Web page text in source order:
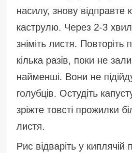
насилу, знову відправте
каструлю. Через 2-3
зніміть листя. Повторіть
кілька разів, поки не
найменші. Вони не
голубців. Остудіть
зріжте товсті прожилки
листя.
Рис відваріть у киплячій